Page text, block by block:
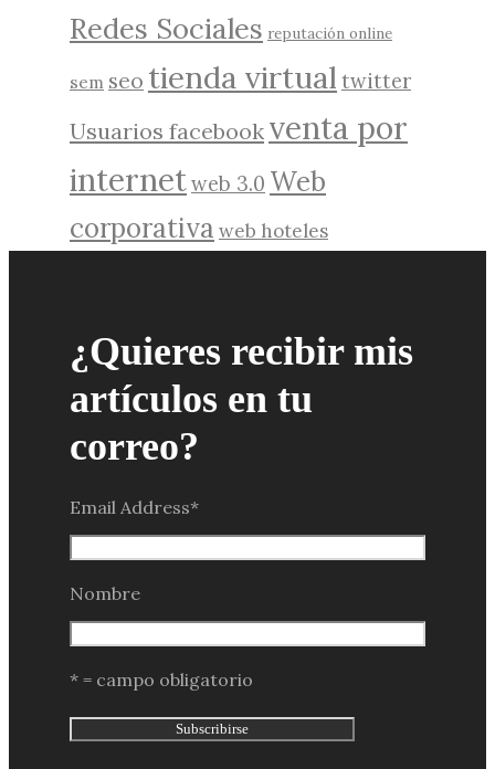
Redes Sociales reputación online
sem seo tienda virtual twitter
Usuarios facebook venta por
internetweb 3.0 Web
corporativa web hoteles
¿Quieres recibir mis
artículos en tu
correo?
Email Address*
Nombre
* = campo obligatorio